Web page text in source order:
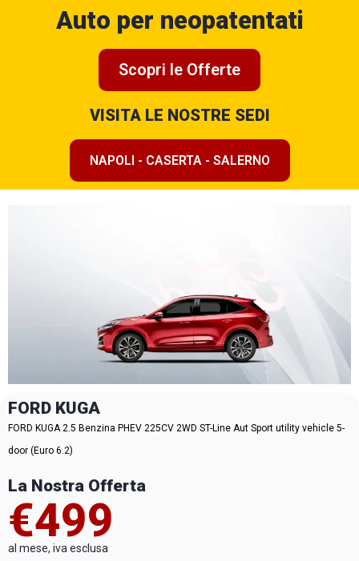
Auto per neopatentati
Scopri le Offerte
VISITA LE NOSTRE SEDI
NAPOLI - CASERTA - SALERNO
FORD KUGA
FORD KUGA 2.5 Benzina PHEV 225CV 2WD ST-Line Aut Sport utility vehicle 5-
door (Euro 6.2)
La Nostra Offerta
€499
al mese, iva esclusa